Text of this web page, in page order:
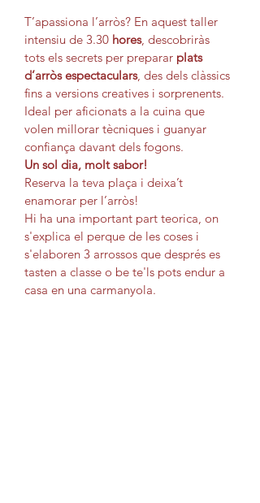
T’apassiona l’arròs? En aquest taller
intensiu de 3.30 hores, descobriràs
tots els secrets per preparar plats
d’arròs espectaculars, des dels clàssics
fins a versions creatives i sorprenents.
Ideal per aficionats a la cuina que
volen millorar tècniques i guanyar
confiança davant dels fogons.
Un sol dia, molt sabor!
Reserva la teva plaça i deixa’t
enamorar per l’arròs!
Hi ha una important part teorica, on
s'explica el perque de les coses i
s'elaboren 3 arrossos que després es
tasten a classe o be te'ls pots endur a
casa en una carmanyola.